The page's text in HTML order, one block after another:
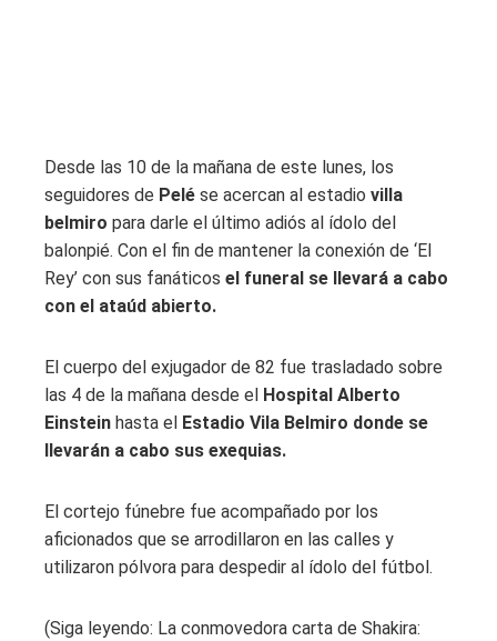
Desde las 10 de la mañana de este lunes, los
seguidores de Pelé se acercan al estadio villa
belmiro para darle el último adiós al ídolo del
balonpié. Con el fin de mantener la conexión de ‘El
Rey’ con sus fanáticos el funeral se llevará a cabo
con el ataúd abierto.
El cuerpo del exjugador de 82 fue trasladado sobre
las 4 de la mañana desde el
Hospital Alberto
Einstein hasta el
Estadio Vila Belmiro donde se
llevarán a cabo sus exequias.
El cortejo fúnebre fue acompañado por los
aficionados que se arrodillaron en las calles y
utilizaron pólvora para despedir al ídolo del fútbol.
(Siga leyendo: La conmovedora carta de Shakira: